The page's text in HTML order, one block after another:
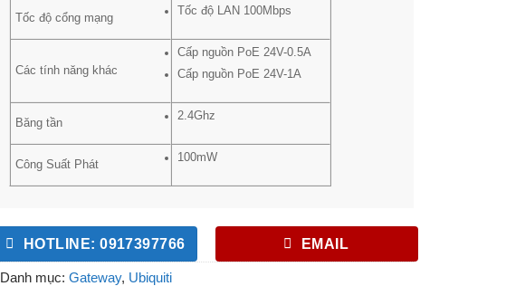
Tốc độ cổng mạng
Tốc độ LAN 100Mbps
Các tính năng khác
Cấp nguồn PoE 24V-0.5A
Cấp nguồn PoE 24V-1A
Băng tần
2.4Ghz
Công Suất Phát
100mW
HOTLINE: 0917397766 EMAIL
Danh mục: Gateway, Ubiquiti